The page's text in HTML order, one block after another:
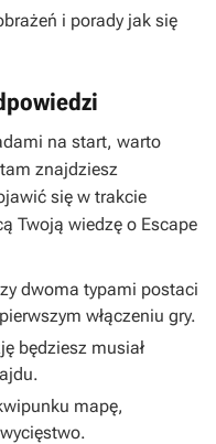
i porady jak się
na start, warto
znajdziesz
się w trakcie
Twoją wiedzę o Escape
dwoma typami postaci
włączeniu gry.
będziesz musiał
mapę,